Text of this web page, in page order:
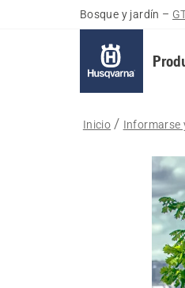
Bosque y jardín –
Inicio Informarse